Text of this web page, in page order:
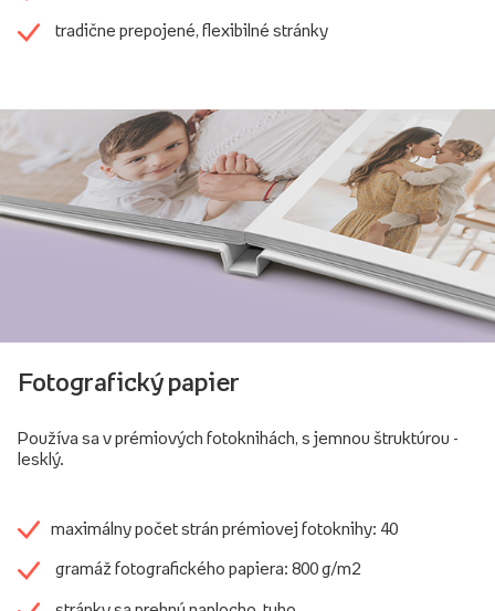
tradične prepojené, flexibilné stránky
Fotografický papier
Používa sa v prémiových fotoknihách, s jemnou štruktúrou -
lesklý.
maximálny počet strán prémiovej fotoknihy: 40
gramáž fotografického papiera: 800 g/m2